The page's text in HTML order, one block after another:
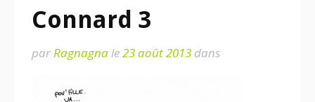
Connard 3
parRagnagnale23 août 2013 dans